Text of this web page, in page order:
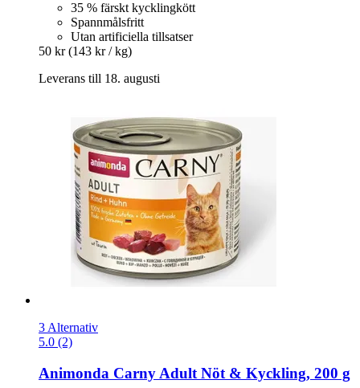
35 % färskt kycklingkött
Spannmålsfritt
Utan artificiella tillsatser
50 kr (143 kr / kg)
Leverans till 18. augusti
3 Alternativ
5.0 (2)
Animonda Carny Adult Nöt & Kyckling, 200 g